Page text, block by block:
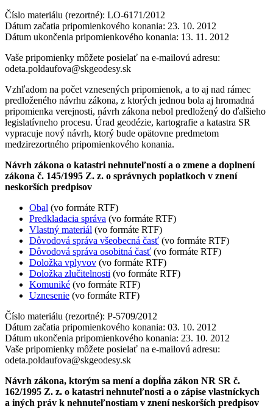
Číslo materiálu (rezortné): LO-6171/2012
Dátum začatia pripomienkového konania: 23. 10. 2012
Dátum ukončenia pripomienkového konania: 13. 11. 2012
Vaše pripomienky môžete posielať na e-mailovú adresu:
odeta.poldaufova@skgeodesy.sk
Vzhľadom na počet vznesených pripomienok, a to aj nad rámec
predloženého návrhu zákona, z ktorých jednou bola aj hromadná
pripomienka verejnosti, návrh zákona nebol predložený do ďalšieho
legislatívneho procesu. Úrad geodézie, kartografie a katastra SR
vypracuje nový návrh, ktorý bude opätovne predmetom
medzirezortného pripomienkového konania.
Návrh zákona o katastri nehnuteľností a o zmene a doplnení
zákona č. 145/1995 Z. z. o správnych poplatkoch v znení
neskorších predpisov
Obal (vo formáte RTF)
Predkladacia správa (vo formáte RTF)
Vlastný materiál (vo formáte RTF)
Dôvodová správa všeobecná časť (vo formáte RTF)
Dôvodová správa osobitná časť (vo formáte RTF)
Doložka vplyvov (vo formáte RTF)
Doložka zlučitelnosti (vo formáte RTF)
Komuniké (vo formáte RTF)
Uznesenie (vo formáte RTF)
Číslo materiálu (rezortné): P-5709/2012
Dátum začatia pripomienkového konania: 03. 10. 2012
Dátum ukončenia pripomienkového konania: 23. 10. 2012
Vaše pripomienky môžete posielať na e-mailovú adresu:
odeta.poldaufova@skgeodesy.sk
Návrh zákona, ktorým sa mení a dopĺňa zákon NR SR č.
162/1995 Z. z. o katastri nehnuteľnosti a o zápise vlastníckych
a iných práv k nehnuteľnostiam v znení neskorších predpisov